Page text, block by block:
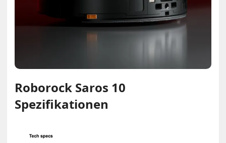
Roborock Saros 10
Spezifikationen